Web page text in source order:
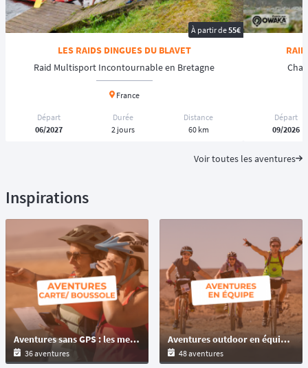
À partir de55€
LES RAIDS DINGUES DU BLAVET
Raid Multisport Incontournable en Bretagne
France
Départ
06/2027
Durée
2 jours
Distance
60 km
Départ
09/2026
Voir toutes les aventures
Inspirations
Aventures sans GPS : les meilleures épreuves à naviguer à la carte, au roadbook et à la boussole
36 aventures
Aventures outdoor en équipe : raids multisports et challenges pour tous les niveaux
48 aventures